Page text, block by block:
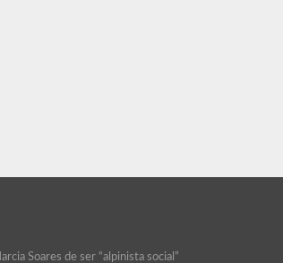
Soares de ser “alpinista social”